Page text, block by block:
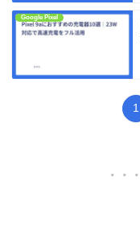
Google Pixel
1